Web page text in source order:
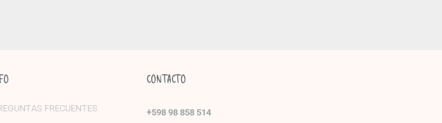
FRECUENTES
CONTACTO
+598 98 858 514